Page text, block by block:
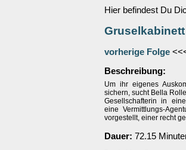
Hier befindest Du
Gruselkabinett
vorherige Folge
Beschreibung:
Um ihr eigenes
sichern, sucht Bella
Gesellschafterin in
eine Vermittlungs-
vorgestellt, einer recht
Dauer: 72.15